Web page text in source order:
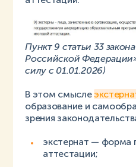
Пункт 9 статьи 33
Российской
силу с 01.01.2026)
В этом смысле
образование и
зрения
экстернат — форма
аттестации;